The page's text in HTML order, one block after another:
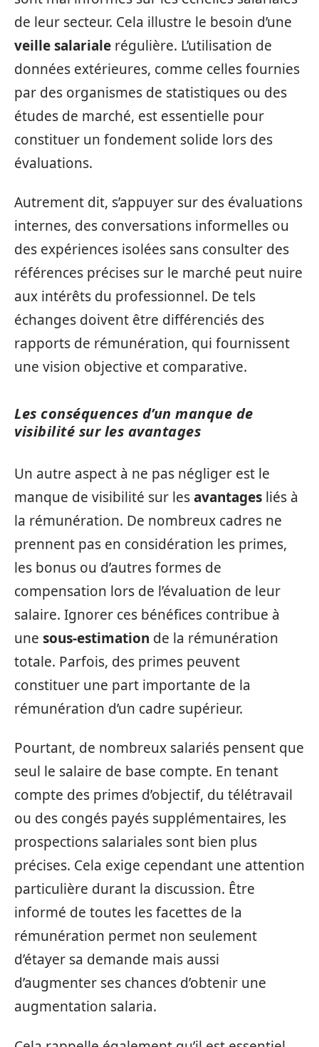
de leur secteur. Cela illustre le besoin d’une
veille salariale régulière. L’utilisation de
données extérieures, comme celles fournies
par des organismes de statistiques ou des
études de marché, est essentielle pour
constituer un fondement solide lors des
évaluations.
Autrement dit, s’appuyer sur des évaluations
internes, des conversations informelles ou
des expériences isolées sans consulter des
références précises sur le marché peut nuire
aux intérêts du professionnel. De tels
échanges doivent être différenciés des
rapports de rémunération, qui fournissent
une vision objective et comparative.
Les conséquences d’un manque de
visibilité sur les avantages
Un autre aspect à ne pas négliger est le
manque de visibilité sur lesavantages liés à
la rémunération. De nombreux cadres ne
prennent pas en considération les primes,
les bonus ou d’autres formes de
compensation lors de l’évaluation de leur
salaire. Ignorer ces bénéfices contribue à
une sous-estimation de la rémunération
totale. Parfois, des primes peuvent
constituer une part importante de la
rémunération d’un cadre supérieur.
Pourtant, de nombreux salariés pensent que
seul le salaire de base compte. En tenant
compte des primes d’objectif, du télétravail
ou des congés payés supplémentaires, les
prospections salariales sont bien plus
précises. Cela exige cependant une attention
particulière durant la discussion. Être
informé de toutes les facettes de la
rémunération permet non seulement
d’étayer sa demande mais aussi
d’augmenter ses chances d’obtenir une
augmentation salaria.